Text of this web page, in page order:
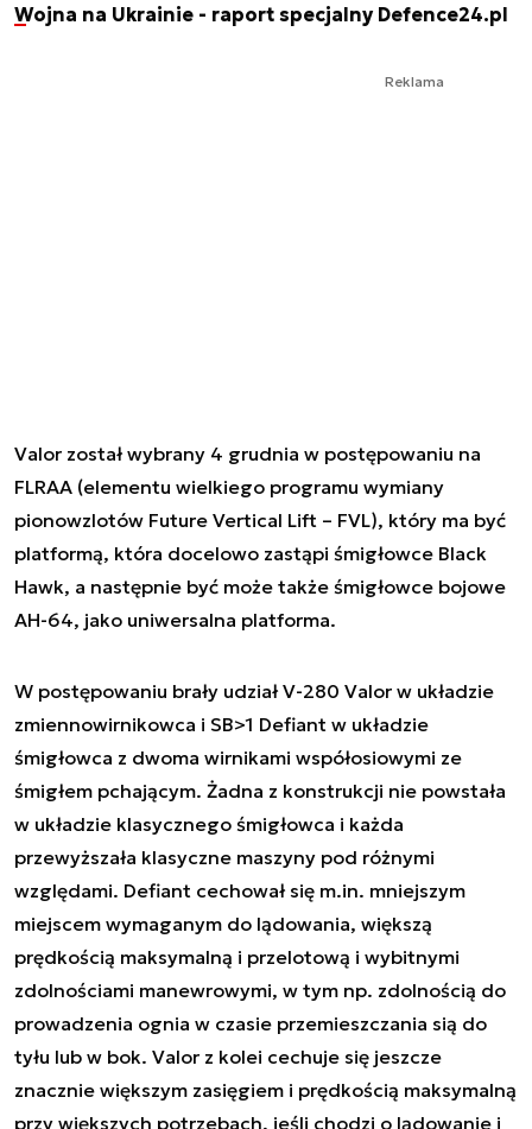
Wojna na Ukrainie - raport specjalny Defence24.pl
Reklama
Valor został wybrany 4 grudnia w postępowaniu na
FLRAA (elementu wielkiego programu wymiany
pionowzlotów Future Vertical Lift – FVL), który ma być
platformą, która docelowo zastąpi śmigłowce Black
Hawk, a następnie być może także śmigłowce bojowe
AH-64, jako uniwersalna platforma.
W postępowaniu brały udział V-280 Valor w układzie
zmiennowirnikowca i SB>1 Defiant w układzie
śmigłowca z dwoma wirnikami współosiowymi ze
śmigłem pchającym. Żadna z konstrukcji nie powstała
w układzie klasycznego śmigłowca i każda
przewyższała klasyczne maszyny pod różnymi
względami. Defiant cechował się m.in. mniejszym
miejscem wymaganym do lądowania, większą
prędkością maksymalną i przelotową i wybitnymi
zdolnościami manewrowymi, w tym np. zdolnością do
prowadzenia ognia w czasie przemieszczania sią do
tyłu lub w bok. Valor z kolei cechuje się jeszcze
znacznie większym zasięgiem i prędkością maksymalną
przy większych potrzebach, jeśli chodzi o lądowanie i